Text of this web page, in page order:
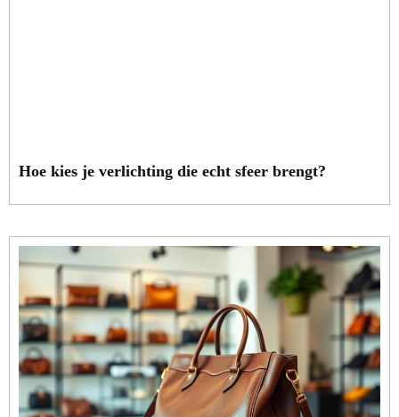
Hoe kies je verlichting die echt sfeer brengt?